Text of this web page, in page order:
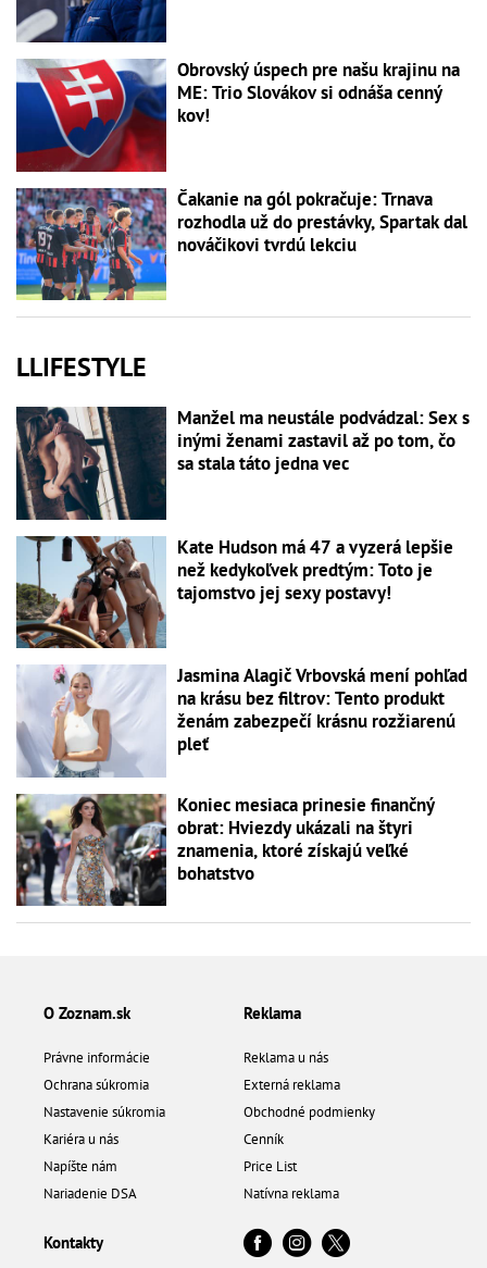
Obrovský úspech pre našu krajinu na
ME: Trio Slovákov si odnáša cenný
kov!
Čakanie na gól pokračuje: Trnava
rozhodla už do prestávky, Spartak dal
nováčikovi tvrdú lekciu
LLIFESTYLE
Manžel ma neustále podvádzal: Sex s
inými ženami zastavil až po tom, čo
sa stala táto jedna vec
Kate Hudson má 47 a vyzerá lepšie
než kedykoľvek predtým: Toto je
tajomstvo jej sexy postavy!
Jasmina Alagič Vrbovská mení pohľad
na krásu bez filtrov: Tento produkt
ženám zabezpečí krásnu rozžiarenú
pleť
Koniec mesiaca prinesie finančný
obrat: Hviezdy ukázali na štyri
znamenia, ktoré získajú veľké
bohatstvo
O Zoznam.sk
Právne informácie
Ochrana súkromia
Nastavenie súkromia
Kariéra u nás
Napíšte nám
Nariadenie DSA
Reklama
Reklama u nás
Externá reklama
Obchodné podmienky
Cenník
Price List
Natívna reklama
Kontakty